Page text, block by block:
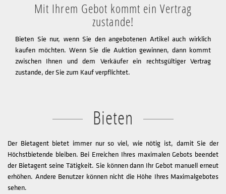
Mit Ihrem Gebot kommt ein Vertrag
zustande!
Bieten Sie nur, wenn Sie den angebotenen Artikel auch wirklich
kaufen möchten. Wenn Sie die Auktion gewinnen, dann kommt
zwischen Ihnen und dem Verkäufer ein rechtsgültiger Vertrag
zustande, der Sie zum Kauf verpflichtet.
Bieten
Der Bietagent bietet immer nur so viel, wie nötig ist, damit Sie der
Höchstbietende bleiben. Bei Erreichen Ihres maximalen Gebots beendet
der Bietagent seine Tätigkeit. Sie können dann Ihr Gebot manuell erneut
erhöhen. Andere Benutzer können nicht die Höhe Ihres Maximalgebotes
sehen.